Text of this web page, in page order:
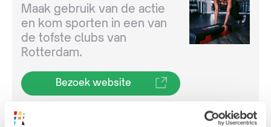
Maak gebruik van de actie
en kom sporten in een van
de tofste clubs van
Rotterdam.
Bezoek website